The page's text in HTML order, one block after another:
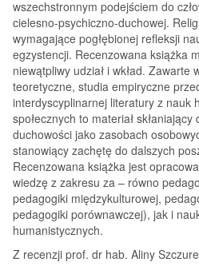
wszechstronnym podejściem do
cielesno-psychiczno-duchowej.
wymagające pogłębionej refleksji
egzystencji. Recenzowana książka
niewątpliwy udział i wkład. Zawarte
teoretyczne, studia empiryczne
interdyscyplinarnej literatury z nauk
społecznych to materiał
duchowości jako zasobach
stanowiący zachętę do dalszych
Recenzowana książka jest
wiedzę z zakresu za – równo
pedagogiki międzykulturowej,
pedagogiki porównawczej), jak i
humanistycznych.
Z recenzji prof. dr hab. Aliny